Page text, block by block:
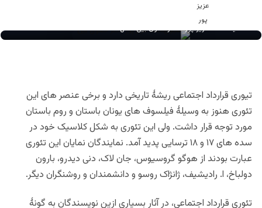
عید محمد عزیز پور-داکتر حقوق بین الملل
تیوری قرارداد اجتماعی ریشۀ تاریخی دارد و برخی عنصر های این
تئوری هنوز به وسیلۀ فیلسوف های یونان باستان و روم باستان
مورد توجه قرار داشت. ولی این تئوری به شکل کلاسیک خود در
سده های ۱۷ و ۱۸ ترسایی پدید آمد. نمایندگان نمایان این تئوری
عبارت بودند از هوگو گروسیوس، جان لاک، دنی دیدرو، بارون
دولباخ، ا. رادیشیف، ژانژاک روسو و دانشمندان و روشنگران دیگر.
تئوری قرارداد اجتماعی، در آثار بسیاری ازین نویسندگان به گونۀ